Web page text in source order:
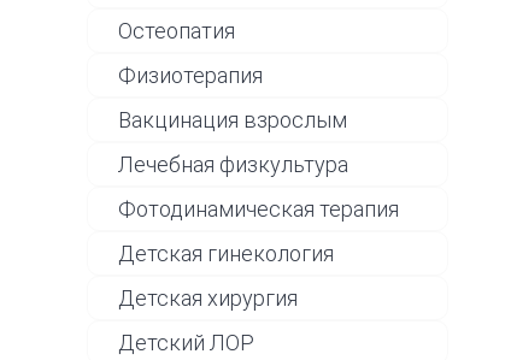
Остеопатия
Физиотерапия
Вакцинация взрослым
Лечебная физкультура
Фотодинамическая терапия
Детская гинекология
Детская хирургия
Детский ЛОР